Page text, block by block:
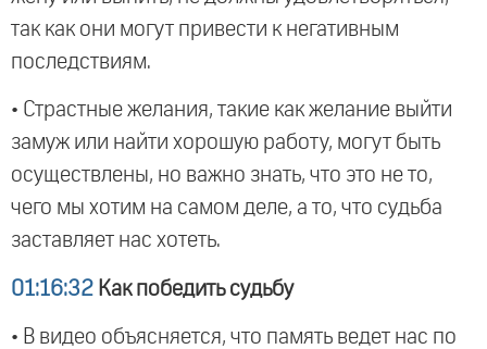
так как они могут привести к негативным
последствиям.
• Страстные желания, такие как желание выйти
замуж или найти хорошую работу, могут быть
осуществлены, но важно знать, что это не то,
чего мы хотим на самом деле, а то, что судьба
заставляет нас хотеть.
01:16:32 Как победить судьбу
• В видео объясняется, что память ведет нас по